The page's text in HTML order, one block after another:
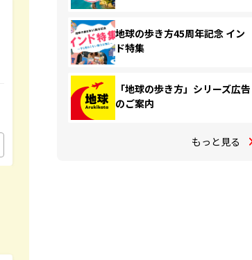
地球の歩き方45周年記念 イン
ド特集
「地球の歩き方」シリーズ広告
のご案内
もっと見る